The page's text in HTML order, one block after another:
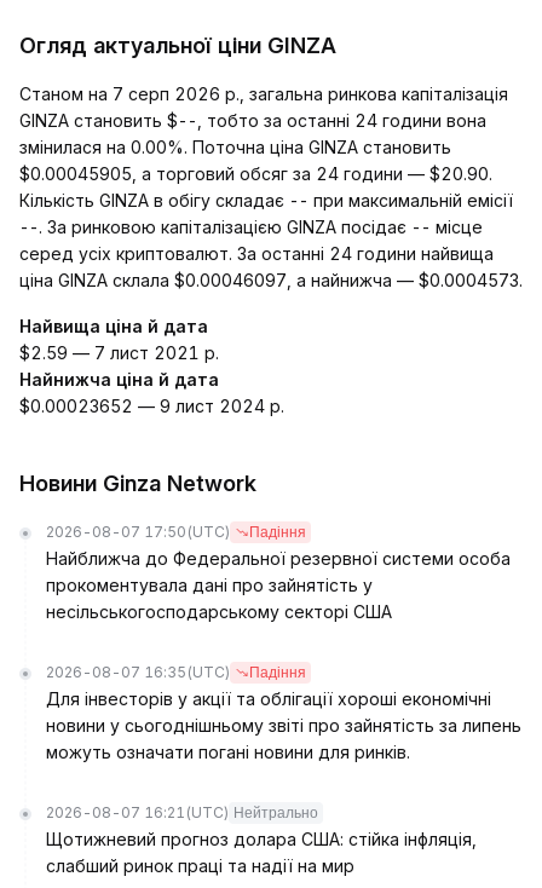
Огляд актуальної ціни GINZA
Станом на 7 серп 2026 р., загальна ринкова капіталізація
GINZA становить $--, тобто за останні 24 години вона
змінилася на 0.00%. Поточна ціна GINZA становить
$0.00045905, а торговий обсяг за 24 години — $20.90.
Кількість GINZA в обігу складає -- при максимальній емісії
--. За ринковою капіталізацією GINZA посідає -- місце
серед усіх криптовалют. За останні 24 години найвища
ціна GINZA склала $0.00046097, а найнижча — $0.0004573.
Найвища ціна й дата
$2.59 — 7 лист 2021 р.
Найнижча ціна й дата
$0.00023652 — 9 лист 2024 р.
Новини Ginza Network
2026-08-07 17:50 (UTC) Падіння
Найближча до Федеральної резервної системи особа
прокоментувала дані про зайнятість у
несільськогосподарському секторі США
2026-08-07 16:35 (UTC) Падіння
Для інвесторів у акції та облігації хороші економічні
новини у сьогоднішньому звіті про зайнятість за липень
можуть означати погані новини для ринків.
2026-08-07 16:21 (UTC) Нейтрально
Щотижневий прогноз долара США: стійка інфляція,
слабший ринок праці та надії на мир